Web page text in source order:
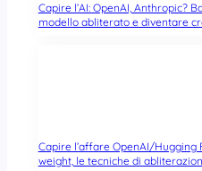
Capire l’AI: OpenAI, Anthropic?
modello abliterato e diventare
Capire l’affare OpenAI/Hugging
weight, le tecniche di